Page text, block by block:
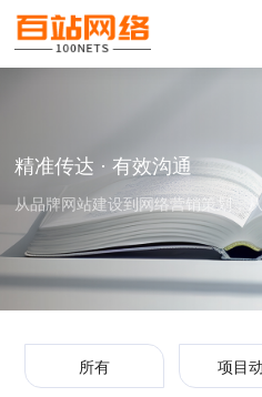
精准传达 · 有效沟通
从品牌网站建设到网络营销策划，
所有 项目